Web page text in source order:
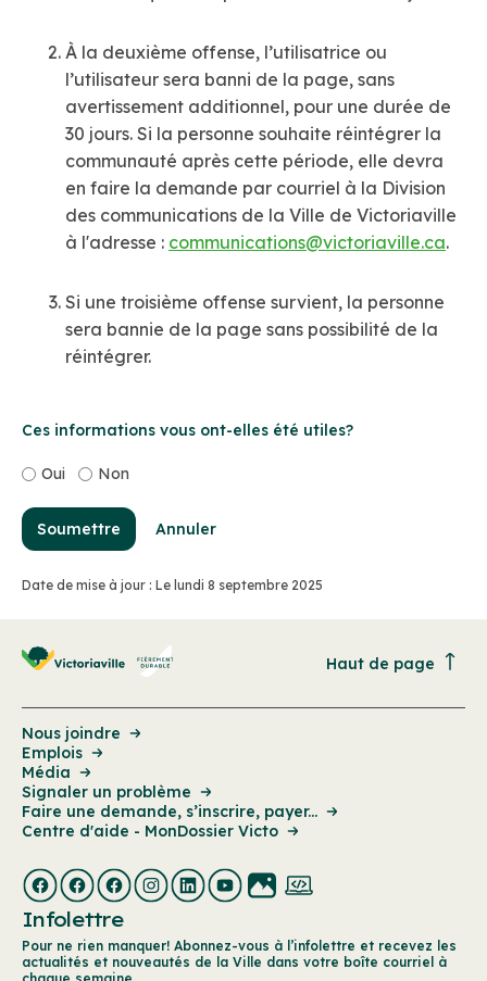
À la deuxième offense, l’utilisatrice ou
l’utilisateur sera banni de la page, sans
avertissement additionnel, pour une durée de
30 jours. Si la personne souhaite réintégrer la
communauté après cette période, elle devra
en faire la demande par courriel à la Division
des communications de la Ville de Victoriaville
à l'adresse : communications@victoriaville.ca.
Si une troisième offense survient, la personne
sera bannie de la page sans possibilité de la
réintégrer.
Ces informations vous ont-elles été utiles?
Oui Non
Soumettre Annuler
Date de mise à jour : Le lundi 8 septembre 2025
Haut de page
Nous joindre
Emplois
Média
Signaler un problème
Faire une demande, s’inscrire, payer...
Centre d'aide - MonDossier Victo
Infolettre
Pour ne rien manquer! Abonnez-vous à l’infolettre et recevez les
actualités et nouveautés de la Ville dans votre boîte courriel à